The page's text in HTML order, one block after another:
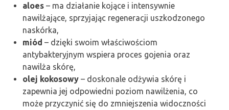
aloes – ma działanie kojące i intensywnie
nawilżające, sprzyjając regeneracji uszkodzonego
naskórka,
miód – dzięki swoim właściwościom
antybakteryjnym wspiera proces gojenia oraz
nawilża skórę,
olej kokosowy – doskonale odżywia skórę i
zapewnia jej odpowiedni poziom nawilżenia, co
może przyczynić się do zmniejszenia widoczności